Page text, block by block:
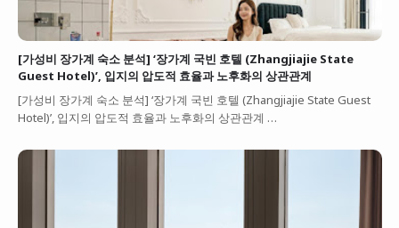
[가성비 장가계 숙소 분석] ‘장가계 국빈 호텔 (Zhangjiajie State
Guest Hotel)’, 입지의 압도적 효율과 노후화의 상관관계
[가성비 장가계 숙소 분석] ‘장가계 국빈 호텔 (Zhangjiajie State Guest
Hotel)’, 입지의 압도적 효율과 노후화의 상관관계 …